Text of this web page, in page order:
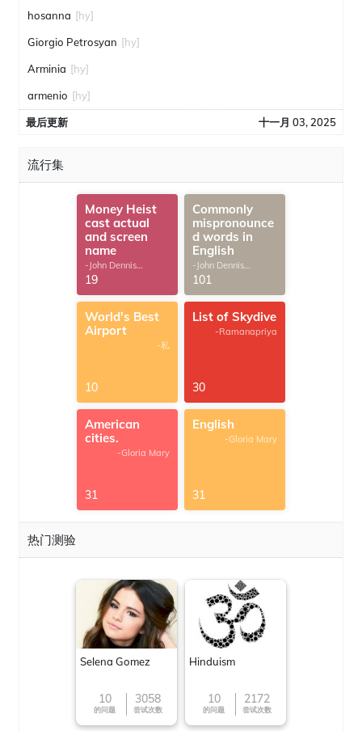
hosanna [hy]
Giorgio Petrosyan [hy]
Arminia [hy]
armenio [hy]
最后更新 十一月 03, 2025
流行集
Money Heist
cast actual
and screen
name
-John Dennis
G.Thomas
19
Commonly
mispronounce
d words in
English
-John Dennis
G.Thomas
101
World's Best
Airport
-私
10
List of Skydive
-Ramanapriya
30
American
cities.
-Gloria Mary
31
English
-Gloria Mary
31
热门测验
Selena Gomez
10
的问题
3058
尝试次数
Hinduism
10
的问题
2172
尝试次数